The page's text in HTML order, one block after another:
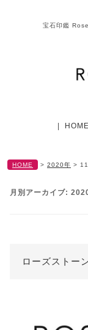
宝石印鑑
HOME
HOME > 2020年 > 11
月別アーカイブ:
ローズストー